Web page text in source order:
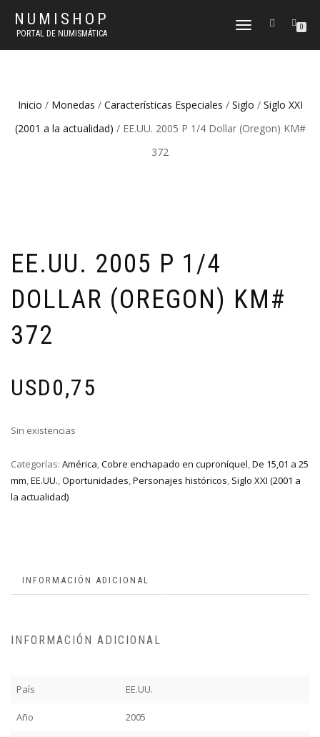
NUMISHOP
PORTAL DE NUMISMÁTICA
CAMBIAR
0
Inicio / Monedas / Características Especiales / Siglo / Siglo XXI
(2001 a la actualidad) / EE.UU. 2005 P 1/4 Dollar (Oregon) KM#
372
EE.UU. 2005 P 1/4
DOLLAR (OREGON) KM#
372
USD0,75
Sin existencias
Categorías: América,Cobre enchapado en cuproníquel,De 15,01 a 25
mm,EE.UU.,Oportunidades,Personajes históricos, Siglo XXI (2001 a
la actualidad)
INFORMACIÓN ADICIONAL
INFORMACIÓN ADICIONAL
País EE.UU.
Año 2005